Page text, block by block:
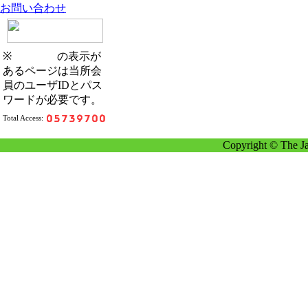
お問い合わせ
※
の表示が
あるページは当所会
員のユーザIDとパス
ワードが必要です。
Total Access:
Copyright © The